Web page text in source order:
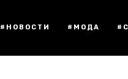
#НОВОСТИ #МОДА